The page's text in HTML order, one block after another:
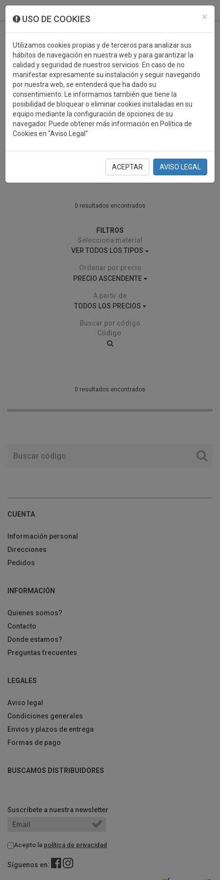
×
USO DE COOKIES
Utilizamos cookies propias y de terceros para analizar sus
hábitos de navegación en nuestra web y para garantizar la
calidad y seguridad de nuestros servicios. En caso de no
manifestar expresamente su instalación y seguir navegando
por nuestra web, se entenderá que ha dado su
consentimiento. Le informamos también que tiene la
posibilidad de bloquear o eliminar cookies instaladas en su
equipo mediante la configuración de opciones de su
navegador. Puede obtener más información en Política de
Cookies en "Aviso Legal"
ACEPTAR AVISO LEGAL
PERSONALIZABLES
ENTRENADOR
PERSONALIZABLES
0 resultados encontrados
FILTROS
Selecciona material
VER TODOS LOS TIPOS
Ordenar por precio
PRECIO ASCENDENTE
A partir de
TODOS LOS PRECIOS
Buscar por código
0 resultados encontrados
CUENTA
Información personal
Direcciones
Pedidos
INFORMACIÓN
Quienes somos?
Contacto
Donde estamos?
Preguntas frecuentes
LEGALES
Aviso legal
Condiciones generales
Envios y plazos de entrega
Formas de pago
BUSCAMOS DISTRIBUIDORES
Suscríbete a nuestra newsletter
Acepto la política de privacidad
Síguenos en: